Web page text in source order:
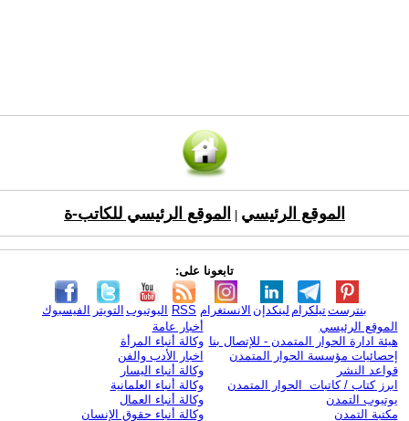
الموقع الرئيسي الموقع الرئيسي للكاتب-ة
تابعونا على:
الفيسبوك التويتر اليوتيوب RSS الانستغرام لينكدإن تيلكرامبنترست
الموقع الرئيسي
هيئة ادارة الحوار المتمدن - للإتصال بنا
إحصائيات مؤسسة الحوار المتمدن
قواعد النشر
ابرز كتاب / كاتبات الحوار المتمدن
يوتيوب التمدن
مكتبة التمدن
أخبار عامة
وكالة أنباء المرأة
اخبار الأدب والفن
وكالة أنباء اليسار
وكالة أنباء العلمانية
وكالة أنباء العمال
وكالة أنباء حقوق الإنسان